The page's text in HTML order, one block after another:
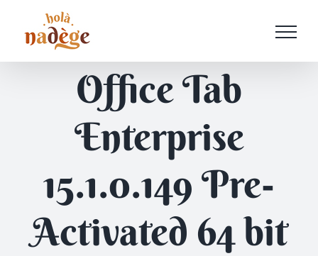
contenu
Office Tab
Enterprise
15.1.0.149 Pre-
Activated 64 bit